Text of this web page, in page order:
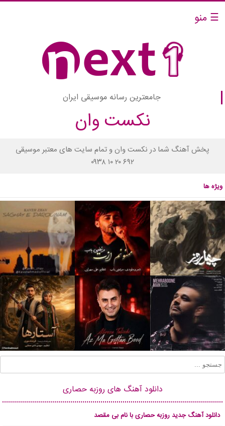
☰ منو
جامعترین رسانه موسیقی ایران
نکست وان
پخش آهنگ شما در نکست وان و تمام سایت های معتبر موسیقی
۰۹۳۸ ۱۰ ۲۰ ۶۹۲
ویژه ها
دانلود آهنگ های روزبه حصاری
دانلود آهنگ جدید روزبه حصاری با نام بی مقصد